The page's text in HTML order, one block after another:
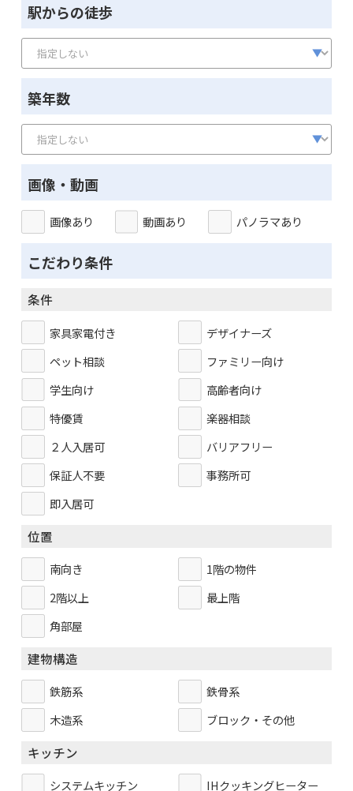
駅からの徒歩
築年数
画像・動画
画像あり 動画あり パノラマあり
こだわり条件
条件
家具家電付き
デザイナーズ
ペット相談
ファミリー向け
学生向け
高齢者向け
特優賃
楽器相談
２人入居可
バリアフリー
保証人不要
事務所可
即入居可
位置
南向き
1階の物件
2階以上
最上階
角部屋
建物構造
鉄筋系
鉄骨系
木造系
ブロック・その他
キッチン
システムキッチン IHクッキングヒーター